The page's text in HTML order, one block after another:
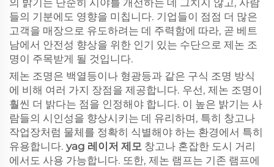
의 밝기는 단순히 시야를 개선하는 데 그치지 않고, 사람
들의 기분에도 영향을 미칩니다. 기업들이 점점 더 많은
고객을 매장으로 유도하려는 데 주력함에 따라, 곧 베트
남에서 안전성 향상을 위한 인기 있는 수단으로 제논 조
명이 주목받게 될 것입니다.
제논 조명은 백열등이나 형광등과 같은 구식 조명 방식
에 비해 여러 가지 장점을 제공합니다. 우선, 제논 조명이
훨씬 더 밝다는 점을 인정해야 합니다. 이 높은 밝기는 사
람들의 시인성을 향상시키는 데 유리하며, 특히 창고나
작업장처럼 물체를 정확히 식별해야 하는 환경에서 특히
유용합니다. yag 레이저 제모 창고나 혼잡한 도시 거리
에서도 사용 가능합니다. 또한, 제논 램프는 기존 램프에